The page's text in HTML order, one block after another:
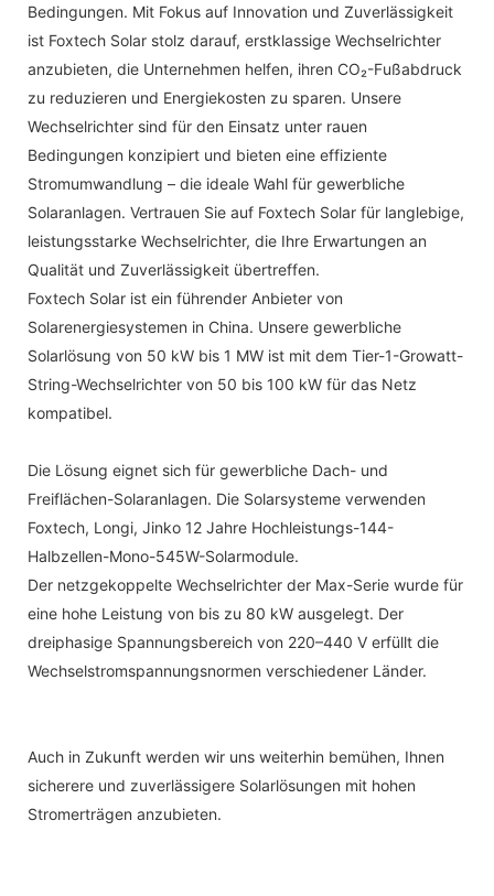
Bedingungen. Mit Fokus auf Innovation und Zuverlässigkeit
ist Foxtech Solar stolz darauf, erstklassige Wechselrichter
anzubieten, die Unternehmen helfen, ihren CO₂-Fußabdruck
zu reduzieren und Energiekosten zu sparen. Unsere
Wechselrichter sind für den Einsatz unter rauen
Bedingungen konzipiert und bieten eine effiziente
Stromumwandlung – die ideale Wahl für gewerbliche
Solaranlagen. Vertrauen Sie auf Foxtech Solar für langlebige,
leistungsstarke Wechselrichter, die Ihre Erwartungen an
Qualität und Zuverlässigkeit übertreffen.
Foxtech Solar ist ein führender Anbieter von
Solarenergiesystemen in China. Unsere gewerbliche
Solarlösung von 50 kW bis 1 MW ist mit dem Tier-1-Growatt-
String-Wechselrichter von 50 bis 100 kW für das Netz
kompatibel.
Die Lösung eignet sich für gewerbliche Dach- und
Freiflächen-Solaranlagen. Die Solarsysteme verwenden
Foxtech, Longi, Jinko 12 Jahre Hochleistungs-144-
Halbzellen-Mono-545W-Solarmodule.
Der netzgekoppelte Wechselrichter der Max-Serie wurde für
eine hohe Leistung von bis zu 80 kW ausgelegt. Der
dreiphasige Spannungsbereich von 220–440 V erfüllt die
Wechselstromspannungsnormen verschiedener Länder.
Auch in Zukunft werden wir uns weiterhin bemühen, Ihnen
sicherere und zuverlässigere Solarlösungen mit hohen
Stromerträgen anzubieten.